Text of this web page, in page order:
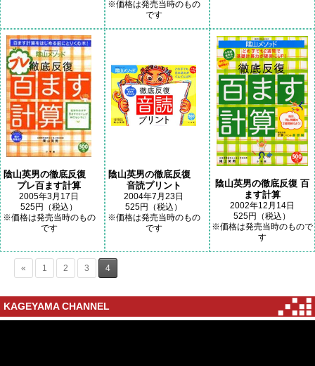
※価格は発売当時のもの
です
陰山英男の徹底反復
プレ百ます計算
2005年3月17日
525円（税込）
※価格は発売当時のもの
です
陰山英男の徹底反復
音読プリント
2004年7月23日
525円（税込）
※価格は発売当時のもの
です
陰山英男の徹底反復 百
ます計算
2002年12月14日
525円（税込）
※価格は発売当時のもので
す
« 1 2 3 4
KAGEYAMA CHANNEL